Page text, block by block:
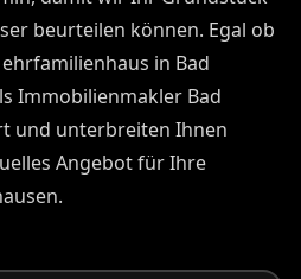
beurteilen können. Egal ob
in Bad
Immobilienmakler Bad
und unterbreiten Ihnen
Angebot für Ihre